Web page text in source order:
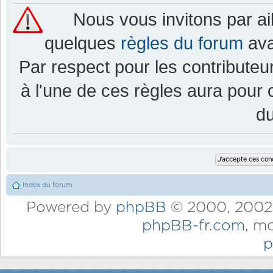
Nous vous invitons par
quelques règles du forum
Par respect pour les
à l'une de ces règles aura pour
Index du forum
Powered by phpBB © 2000,
phpBB-fr.com,